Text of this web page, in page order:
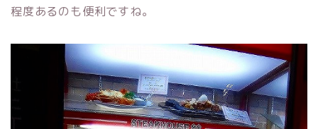
程度あるのも便利ですね。